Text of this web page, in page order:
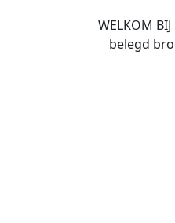
WELKOM
belegd